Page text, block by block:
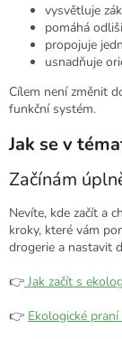
vysvětluje
pomáhá
propojuje
usnadňuje
Cílem není změnit
funkční systém.
Jak se v
Začínám
Nevíte, kde začít a
kroky, které vám
drogerie a nastavit
👉 Jak začít s
👉 Ekologické